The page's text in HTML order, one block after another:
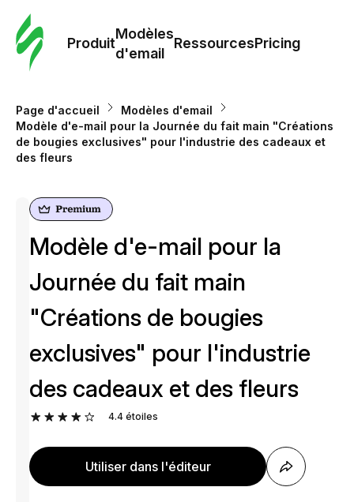
Produit
Modèles
d'email
RessourcesPricing
Page d'accueil
Modèles d'email
Modèle d'e-mail pour la Journée du fait main "Créations
de bougies exclusives" pour l'industrie des cadeaux et
des fleurs
Modèle d'e-mail pour la
Journée du fait main
"Créations de bougies
exclusives" pour l'industrie
des cadeaux et des fleurs
4.4 étoiles
Utiliser dans l'éditeur